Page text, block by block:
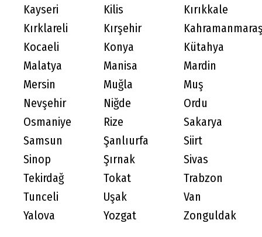
Kayseri
Kilis
Kırıkkale
Kırklareli
Kırşehir
Kocaeli
Konya
Kütahya
Malatya
Manisa
Mardin
Mersin
Muğla
Muş
Nevşehir
Niğde
Ordu
Osmaniye
Rize
Sakarya
Samsun
Şanlıurfa
Siirt
Sinop
Şırnak
Sivas
Tekirdağ
Tokat
Trabzon
Tunceli
Uşak
Van
Yalova
Yozgat Zonguldak